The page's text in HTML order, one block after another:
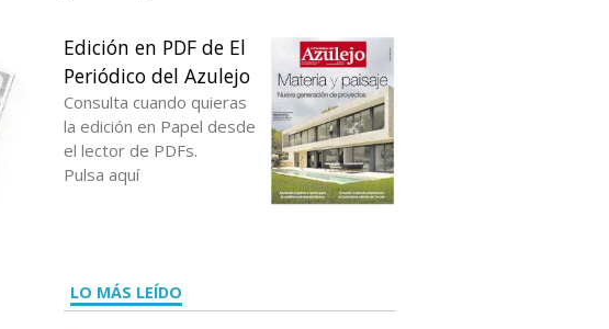
Edición en PDF de El
Periódico del Azulejo
Consulta cuando quieras
la edición en Papel desde
el lector de PDFs.
Pulsa aquí
LO MÁS LEÍDO